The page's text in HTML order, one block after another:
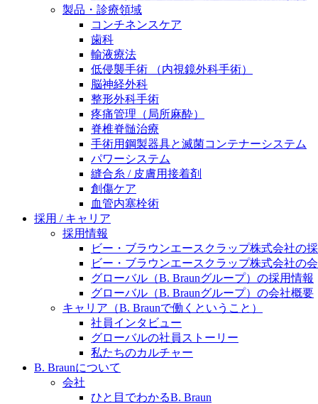
採用情報
ビー・ブラウンエースクラッﾌﾟで新たな可能性を見つ
ニューススペース
製品・診療領域
コンチネンスケア
歯科
輸液療法
低侵襲手術 （内視鏡外科手術）
脳神経外科
整形外科手術
疼痛管理（局所麻酔）
脊椎脊髄治療
手術用鋼製器具と滅菌コンテナーシステム
パワーシステム
縫合糸 / 皮膚用接着剤
創傷ケア
血管内塞栓術
採用 / キャリア
採用情報
ビー・ブラウンエースクラップ株式会社の
ビー・ブラウンエースクラップ株式会社の
グローバル（B. Braunグループ）の採用情報
グローバル（B. Braunグループ）の会社概要
キャリア（B. Braunで働くということ）
社員インタビュー
グローバルの社員ストーリー
私たちのカルチャー
B. Braunについて
会社
ひと目でわかるB. Braun